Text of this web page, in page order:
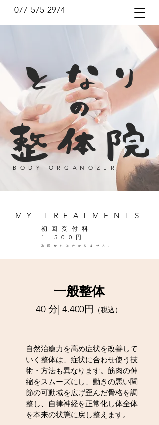
077-575-2974
BODY ORGANOZER
MY TREATMENTS
初回受付料
1.500円
次回からはかかりません。
一般整体
40 分| 4.400円 （税込）
自然治癒力を高め症状を改善して
いく整体は、症状に合わせ使う技
術・方法も異なります。筋肉の伸
縮をスムーズにし、動きの悪い関
節の可動域を広げ歪んだ骨格を調
整し、自律神経を正常化し体全体
を本来の状態に戻し整えます。